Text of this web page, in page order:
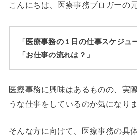
こんにちは、医療事務ブロガーの
「医療事務の１日の仕事スケジュ
「お仕事の流れは？」
医療事務に興味はあるものの、実
うな仕事をしているのか気になり
そんな方に向けて、医療事務の具